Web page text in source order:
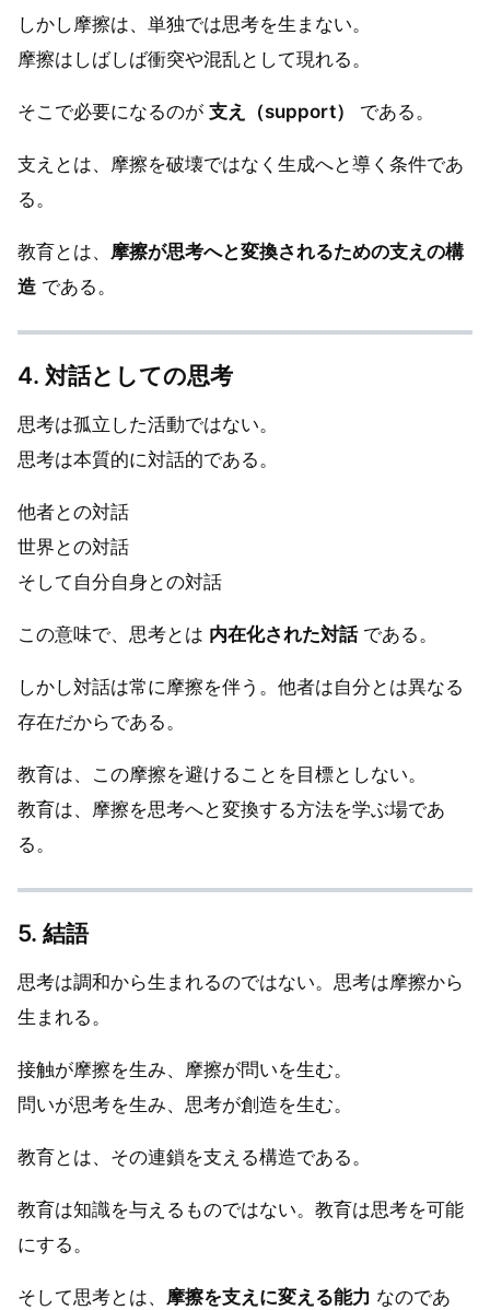
しかし摩擦は、単独では思考を生まない。
摩擦はしばしば衝突や混乱として現れる。
そこで必要になるのが 支え（support） である。
支えとは、摩擦を破壊ではなく生成へと導く条件であ
る。
教育とは、 摩擦が思考へと変換されるための支えの構
造 である。
4. 対話としての思考
思考は孤立した活動ではない。
思考は本質的に対話的である。
他者との対話
世界との対話
そして自分自身との対話
この意味で、思考とは 内在化された対話である。
しかし対話は常に摩擦を伴う。他者は自分とは異なる
存在だからである。
教育は、この摩擦を避けることを目標としない。
教育は、摩擦を思考へと変換する方法を学ぶ場であ
る。
5. 結語
思考は調和から生まれるのではない。思考は摩擦から
生まれる。
接触が摩擦を生み、摩擦が問いを生む。
問いが思考を生み、思考が創造を生む。
教育とは、その連鎖を支える構造である。
教育は知識を与えるものではない。教育は思考を可能
にする。
そして思考とは、 摩擦を支えに変える能力 なのであ